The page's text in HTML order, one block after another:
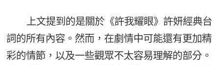
上文提到的是關於《許我耀眼》許妍經典台
詞的所有內容。然而，在劇情中可能還有更加精
彩的情節，以及一些觀眾不太容易理解的部分。